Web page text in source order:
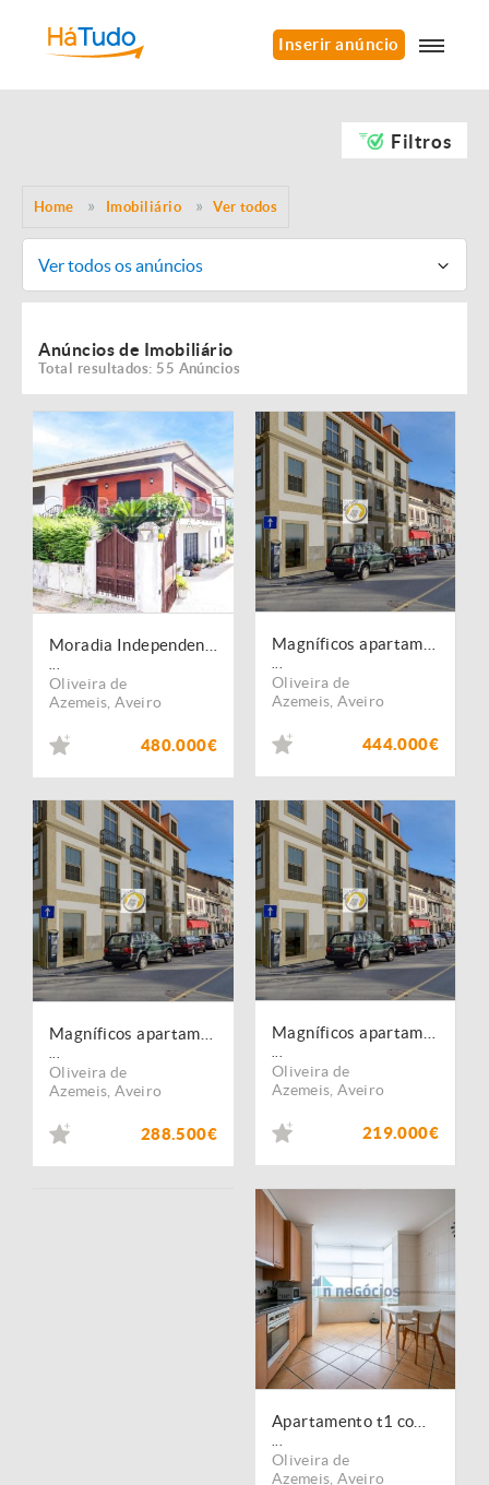
Inserir anúncio
Filtros
Home Imobiliário Ver todos
Ver todos os anúncios
Anúncios de Imobiliário
Total resultados: 55 Anúncios
Oliveira de
Azemeis ,Aveiro
480.000€
Oliveira de
Azemeis ,Aveiro
444.000€
Oliveira de
Azemeis ,Aveiro
288.500€
Oliveira de
Azemeis ,Aveiro
219.000€
Oliveira de
Azemeis ,Aveiro